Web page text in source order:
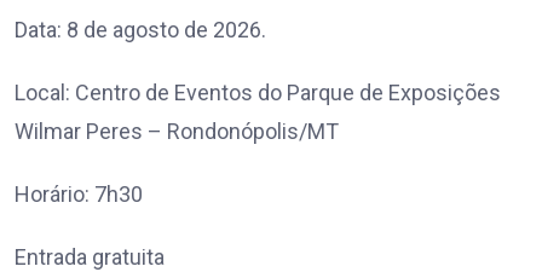
Data: 8 de agosto de 2026.
Local: Centro de Eventos do Parque de Exposições
Wilmar Peres – Rondonópolis/MT
Horário: 7h30
Entrada gratuita